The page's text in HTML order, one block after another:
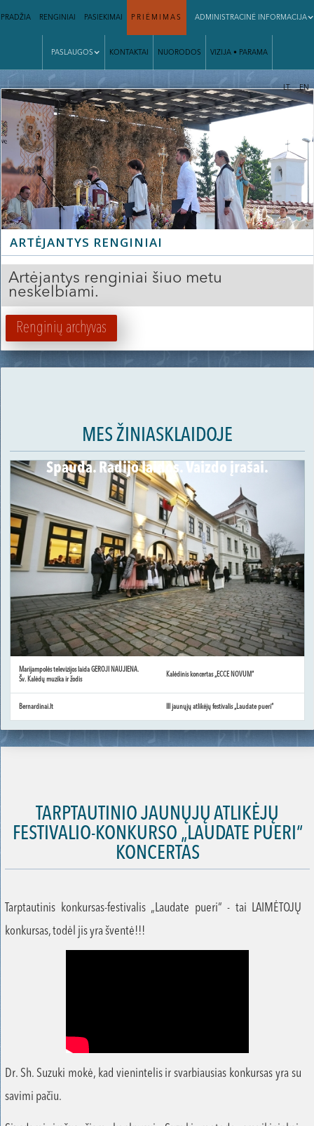
PRADŽIA RENGINIAI PASIEKIMAI PRIĖMIMAS ADMINISTRACINĖ INFORMACIJA
PASLAUGOS KONTAKTAI NUORODOS VIZIJA • PARAMA
| LT EN
ARTĖJANTYS RENGINIAI
Artėjantys renginiai šiuo metu
neskelbiami.
Renginių archyvas
MES ŽINIASKLAIDOJE
Spauda. Radijo laidos. Vaizdo įrašai.
Marijampolės televizijos laida GEROJI NAUJIENA.
Šv. Kalėdų muzika ir žodis
Kalėdinis koncertas „ECCE NOVUM“
Bernardinai.lt III jaunųjų atlikėjų festivalis „Laudate pueri“
TARPTAUTINIO JAUNŲJŲ ATLIKĖJŲ
FESTIVALIO-KONKURSO „LAUDATE PUERI“
KONCERTAS
Tarptautinis konkursas-festivalis „Laudate pueri“ - tai LAIMĖTOJŲ
konkursas, todėl jis yra šventė!!!
Dr. Sh. Suzuki mokė, kad vienintelis ir svarbiausias konkursas yra su
savimi pačiu.